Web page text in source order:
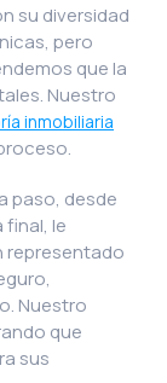
su diversidad
pero
que la
Nuestro
inmobiliaria
paso, desde
le
representado
Nuestro
que
sus